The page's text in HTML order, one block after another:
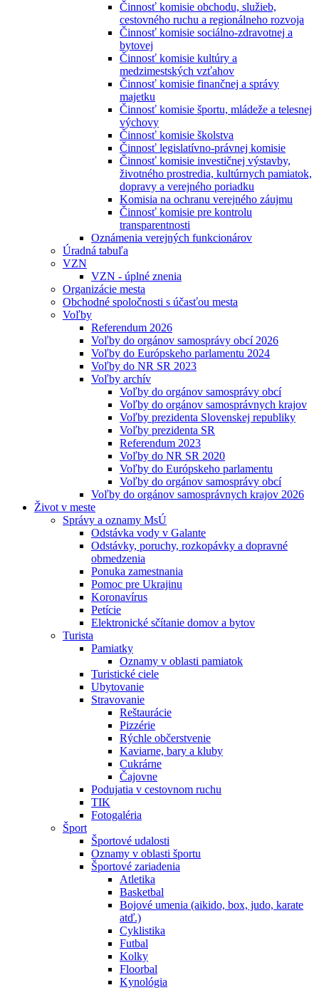
Činnosť komisie obchodu, služieb,
cestovného ruchu a regionálneho rozvoja
Činnosť komisie sociálno-zdravotnej a
bytovej
Činnosť komisie kultúry a
medzimestských vzťahov
Činnosť komisie finančnej a správy
majetku
Činnosť komisie športu, mládeže a telesnej
výchovy
Činnosť komisie školstva
Činnosť legislatívno-právnej komisie
Činnosť komisie investičnej výstavby,
životného prostredia, kultúrnych pamiatok,
dopravy a verejného poriadku
Komisia na ochranu verejného záujmu
Činnosť komisie pre kontrolu
transparentnosti
Oznámenia verejných funkcionárov
Úradná tabuľa
VZN
VZN - úplné znenia
Organizácie mesta
Obchodné spoločnosti s účasťou mesta
Voľby
Referendum 2026
Voľby do orgánov samosprávy obcí 2026
Voľby do Európskeho parlamentu 2024
Voľby do NR SR 2023
Voľby archív
Voľby do orgánov samosprávy obcí
Voľby do orgánov samosprávnych krajov
Voľby prezidenta Slovenskej republiky
Voľby prezidenta SR
Referendum 2023
Voľby do NR SR 2020
Voľby do Európskeho parlamentu
Voľby do orgánov samosprávy obcí
Voľby do orgánov samosprávnych krajov 2026
Život v meste
Správy a oznamy MsÚ
Odstávka vody v Galante
Odstávky, poruchy, rozkopávky a dopravné
obmedzenia
Ponuka zamestnania
Pomoc pre Ukrajinu
Koronavírus
Petície
Elektronické sčítanie domov a bytov
Turista
Pamiatky
Oznamy v oblasti pamiatok
Turistické ciele
Ubytovanie
Stravovanie
Reštaurácie
Pizzérie
Rýchle občerstvenie
Kaviarne, bary a kluby
Cukrárne
Čajovne
Podujatia v cestovnom ruchu
TIK
Fotogaléria
Šport
Športové udalosti
Oznamy v oblasti športu
Športové zariadenia
Atletika
Basketbal
Bojové umenia (aikido, box, judo, karate
atď.)
Cyklistika
Futbal
Kolky
Floorbal
Kynológia